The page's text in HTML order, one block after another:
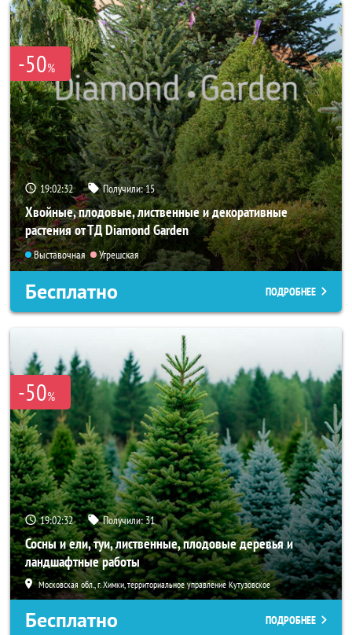
-50%
19:02:30 Получили:15
Хвойные, плодовые, лиственные и декоративные
растения от ТД Diamond Garden
Выставочная Угрешская
Бесплатно ПОДРОБНЕЕ
-50%
19:02:30 Получили:31
Сосны и ели, туи, лиственные, плодовые деревья и
ландшафтные работы
Московская обл., г. Химки, территориальное управление Кутузовское
Бесплатно ПОДРОБНЕЕ